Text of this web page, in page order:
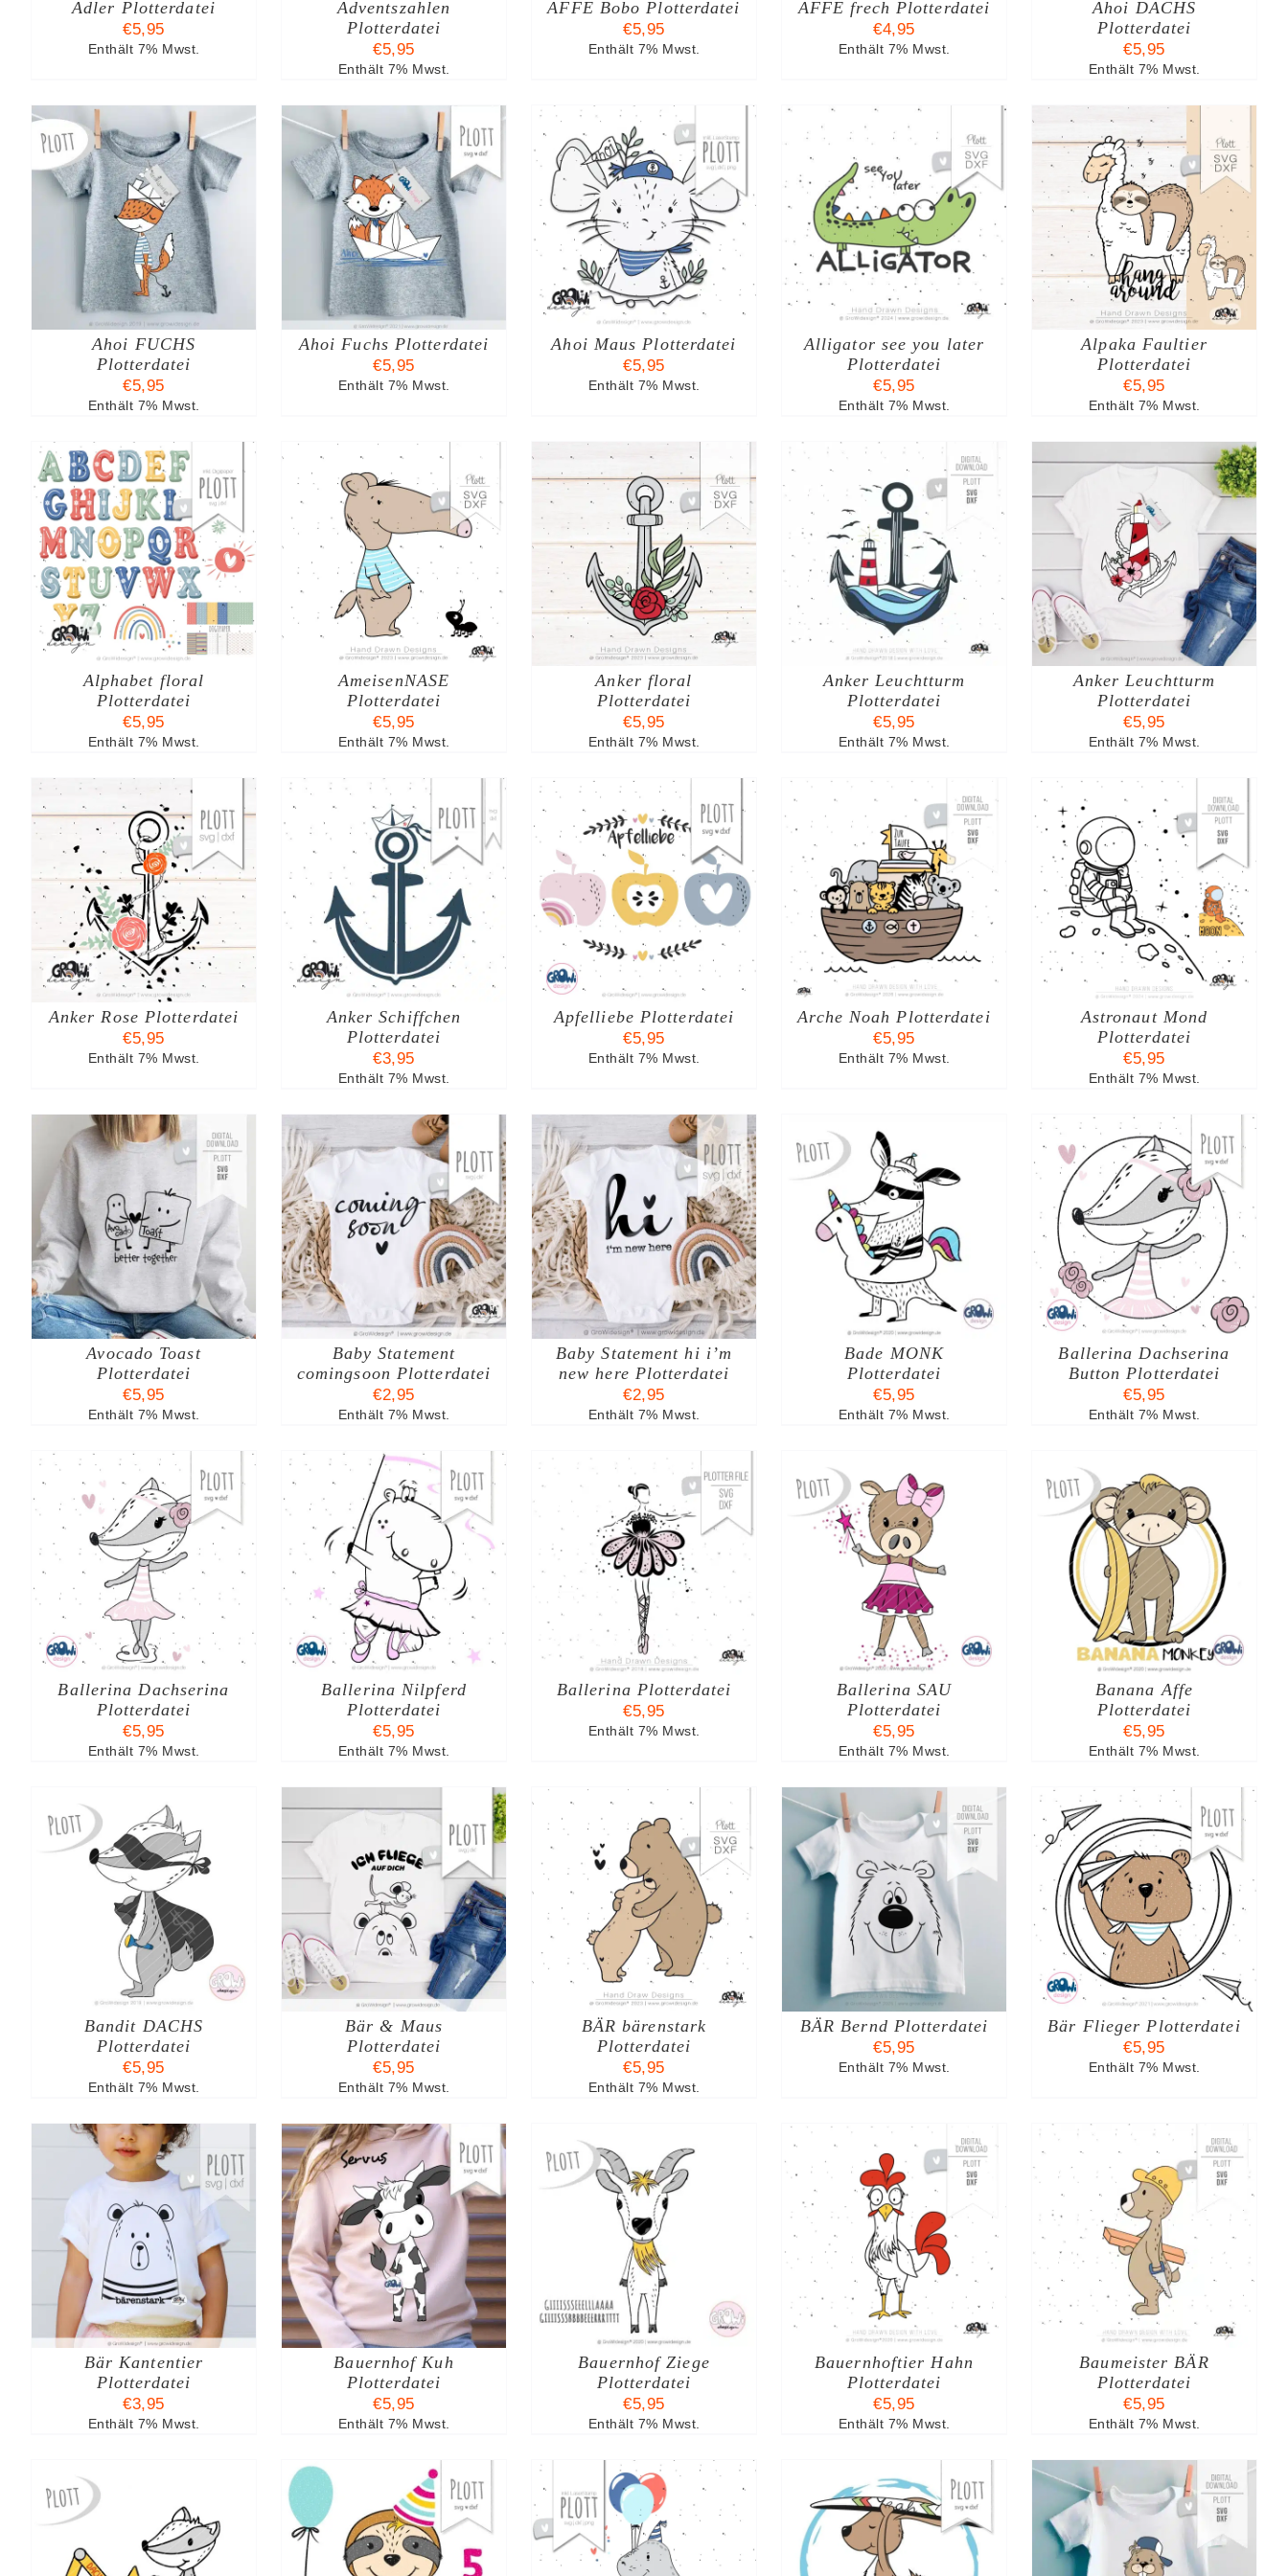
Adler Plotterdatei
€5,95
Enthält 7% Mwst.
Adventszahlen
Plotterdatei
€5,95
Enthält 7% Mwst.
AFFE Bobo Plotterdatei
€5,95
Enthält 7% Mwst.
AFFE frech Plotterdatei
€4,95
Enthält 7% Mwst.
Ahoi DACHS
Plotterdatei
€5,95
Enthält 7% Mwst.
Ahoi FUCHS
Plotterdatei
€5,95
Enthält 7% Mwst.
IN DEN WARENKORB
/
DETAILS
Ahoi Fuchs Plotterdatei
€5,95
Enthält 7% Mwst.
IN DEN WARENKORB
/
DETAILS
Ahoi Maus Plotterdatei
€5,95
Enthält 7% Mwst.
IN DEN WARENKORB
DETAILS
Alligator see you later
Plotterdatei
€5,95
Enthält 7% Mwst.
IN DEN WARENKORB
DETAILS
Alpaka Faultier
Plotterdatei
€5,95
Enthält 7% Mwst.
Alphabet floral
Plotterdatei
€5,95
Enthält 7% Mwst.
IN DEN WARENKORB
/
DETAILS
AmeisenNASE
Plotterdatei
€5,95
Enthält 7% Mwst.
IN DEN WARENKORB
/
DETAILS
Anker floral
Plotterdatei
€5,95
Enthält 7% Mwst.
IN DEN WARENKORB
/
DETAILS
Anker Leuchtturm
Plotterdatei
€5,95
Enthält 7% Mwst.
IN DEN WARENKORB
DETAILS
Anker Leuchtturm
Plotterdatei
€5,95
Enthält 7% Mwst.
Anker Rose Plotterdatei
€5,95
Enthält 7% Mwst.
IN DEN WARENKORB
/
DETAILS
Anker Schiffchen
Plotterdatei
€3,95
Enthält 7% Mwst.
IN DEN WARENKORB
DETAILS
Apfelliebe Plotterdatei
€5,95
Enthält 7% Mwst.
IN DEN WARENKORB
/
DETAILS
Arche Noah Plotterdatei
€5,95
Enthält 7% Mwst.
IN DEN WARENKORB
/
DETAILS
Astronaut Mond
Plotterdatei
€5,95
Enthält 7% Mwst.
Avocado Toast
Plotterdatei
€5,95
Enthält 7% Mwst.
IN DEN WARENKORB
/
DETAILS
Baby Statement
comingsoon Plotterdatei
€2,95
Enthält 7% Mwst.
IN DEN WARENKORB
/
DETAILS
Baby Statement hi i’m
new here Plotterdatei
€2,95
Enthält 7% Mwst.
IN DEN WARENKORB
/
DETAILS
Bade MONK
Plotterdatei
€5,95
Enthält 7% Mwst.
IN DEN WARENKORB
/
DETAILS
Ballerina Dachserina
Button Plotterdatei
€5,95
Enthält 7% Mwst.
Ballerina Dachserina
Plotterdatei
€5,95
Enthält 7% Mwst.
IN DEN WARENKORB
/
DETAILS
Ballerina Nilpferd
Plotterdatei
€5,95
Enthält 7% Mwst.
IN DEN WARENKORB
DETAILS
Ballerina Plotterdatei
€5,95
Enthält 7% Mwst.
IN DEN WARENKORB
/
DETAILS
Ballerina SAU
Plotterdatei
€5,95
Enthält 7% Mwst.
IN DEN WARENKORB
/
DETAILS
Banana Affe
Plotterdatei
€5,95
Enthält 7% Mwst.
Bandit DACHS
Plotterdatei
€5,95
Enthält 7% Mwst.
IN DEN WARENKORB
/
DETAILS
Bär & Maus
Plotterdatei
€5,95
Enthält 7% Mwst.
IN DEN WARENKORB
/
DETAILS
BÄR bärenstark
Plotterdatei
€5,95
Enthält 7% Mwst.
IN DEN WARENKORB
/
DETAILS
BÄR Bernd Plotterdatei
€5,95
Enthält 7% Mwst.
IN DEN WARENKORB
/
DETAILS
Bär Flieger Plotterdatei
€5,95
Enthält 7% Mwst.
Bär Kantentier
Plotterdatei
€3,95
Enthält 7% Mwst.
IN DEN WARENKORB
/
DETAILS
Bauernhof Kuh
Plotterdatei
€5,95
Enthält 7% Mwst.
IN DEN WARENKORB
/
DETAILS
Bauernhof Ziege
Plotterdatei
€5,95
Enthält 7% Mwst.
IN DEN WARENKORB
/
DETAILS
Bauernhoftier Hahn
Plotterdatei
€5,95
Enthält 7% Mwst.
IN DEN WARENKORB
/
DETAILS
Baumeister BÄR
Plotterdatei
€5,95
Enthält 7% Mwst.
IN DEN WARENKORB IN DEN WARENKORB IN DEN WARENKORB IN DEN WARENKORB